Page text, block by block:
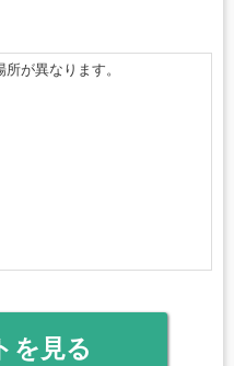
が異なります。
を見る